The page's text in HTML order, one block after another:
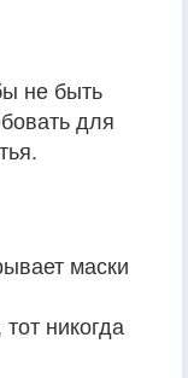
не быть
для
маски
никогда